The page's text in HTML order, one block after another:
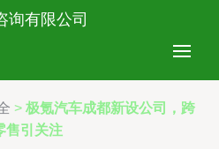
询有限公司
> 极氪汽车成都新设公司，跨
售引关注